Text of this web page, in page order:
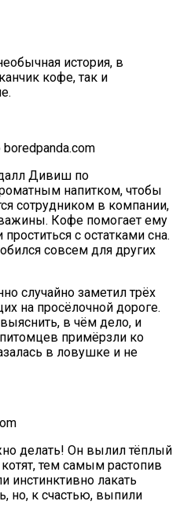
история, в
кофе, так и
Дивиш по
напитком, чтобы
сотрудником в компании,
Кофе помогает ему
с остатками сна.
совсем для других
случайно заметил трёх
на просёлочной дороге.
в чём дело, и
примёрзли ко
в ловушке и не
делать! Он вылил тёплый
тем самым растопив
инстинктивно лакать
но, к счастью, выпили